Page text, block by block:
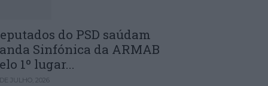
do PSD saúdam
Sinfónica da ARMAB
1º lugar...
JULHO, 2026